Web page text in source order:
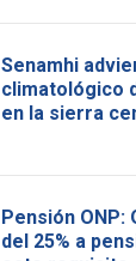
Senamhi
climatológico
en la sierra
Pensión ONP:
del 25% a